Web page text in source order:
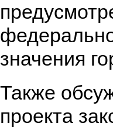
значения
Также
проекта